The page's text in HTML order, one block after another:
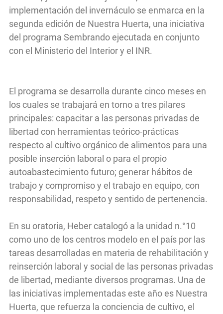
implementación del invernáculo se enmarca en la
segunda edición de Nuestra Huerta, una iniciativa
del programa Sembrando ejecutada en conjunto
con el Ministerio del Interior y el INR.
El programa se desarrolla durante cinco meses en
los cuales se trabajará en torno a tres pilares
principales: capacitar a las personas privadas de
libertad con herramientas teórico-prácticas
respecto al cultivo orgánico de alimentos para una
posible inserción laboral o para el propio
autoabastecimiento futuro; generar hábitos de
trabajo y compromiso y el trabajo en equipo, con
responsabilidad, respeto y sentido de pertenencia.
En su oratoria, Heber catalogó a la unidad n.°10
como uno de los centros modelo en el país por las
tareas desarrolladas en materia de rehabilitación y
reinserción laboral y social de las personas privadas
de libertad, mediante diversos programas. Una de
las iniciativas implementadas este año es Nuestra
Huerta, que refuerza la conciencia de cultivo, el